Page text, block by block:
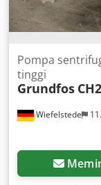
Wiefelstede
Pompa
tinggi
Grundfos